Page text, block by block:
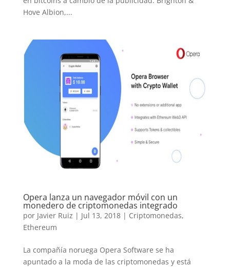
Hove Albion,...
Opera lanza un navegador móvil con un
monedero de criptomonedas integrado
por Javier Ruiz | Jul 13, 2018| Criptomonedas,
Ethereum
La compañía noruega Opera Software se ha
apuntado a la moda de las criptomonedas y está